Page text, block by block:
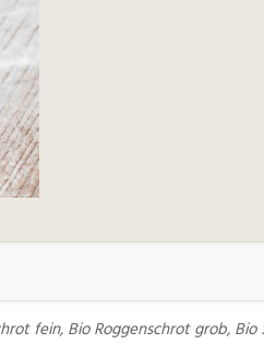
fein, Bio Roggenschrot grob,